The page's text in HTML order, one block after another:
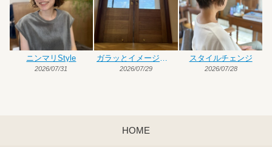
ニンマリStyle
2026/07/31
ガラッとイメージチェンジ
2026/07/29
スタイルチェンジ
2026/07/28
HOME